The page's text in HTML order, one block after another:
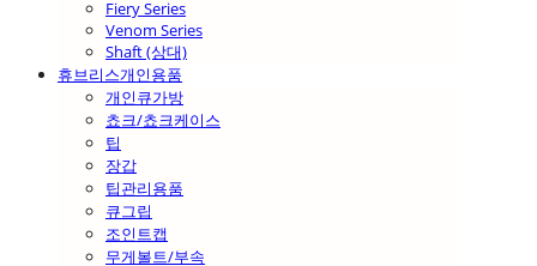
Fiery Series
Venom Series
Shaft (상대)
휴브리스개인용품
개인큐가방
쵸크/쵸크케이스
팁
장갑
팁관리용품
큐그립
조인트캡
무게볼트/부속